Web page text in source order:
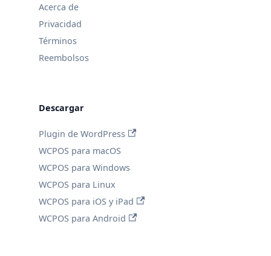
Acerca de
Privacidad
Términos
Reembolsos
Descargar
Plugin de WordPress
WCPOS para macOS
WCPOS para Windows
WCPOS para Linux
WCPOS para iOS y iPad
WCPOS para Android